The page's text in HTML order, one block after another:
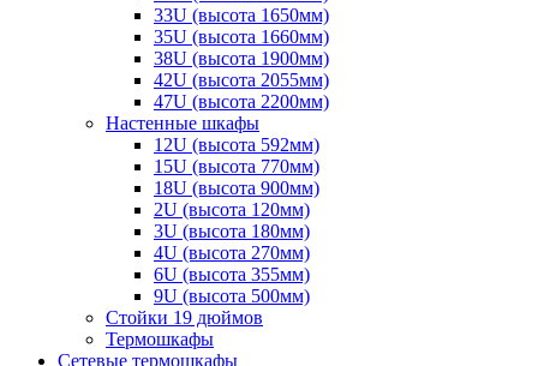
33U (высота 1650мм)
35U (высота 1660мм)
38U (высота 1900мм)
42U (высота 2055мм)
47U (высота 2200мм)
Настенные шкафы
12U (высота 592мм)
15U (высота 770мм)
18U (высота 900мм)
2U (высота 120мм)
3U (высота 180мм)
4U (высота 270мм)
6U (высота 355мм)
9U (высота 500мм)
Стойки 19 дюймов
Термошкафы
Сетевые термошкафы